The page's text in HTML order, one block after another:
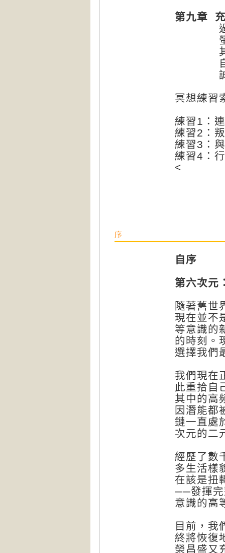
第九章
過
螢幕
其他
自由奔
誠心
冥想練習
練習1：
練習2：
練習3：
練習4：
<
序
自序
第六次元
隨著舊世
現在並不
等意識的
的時刻。
選擇我們
我們現在
此重拾自
其中的高
因潛能都
鏈一直處
次元的二
經歷了數
多生活樣
在該是扭
──發揮完
意識的高
目前，我
終將恢復
榮昌盛又